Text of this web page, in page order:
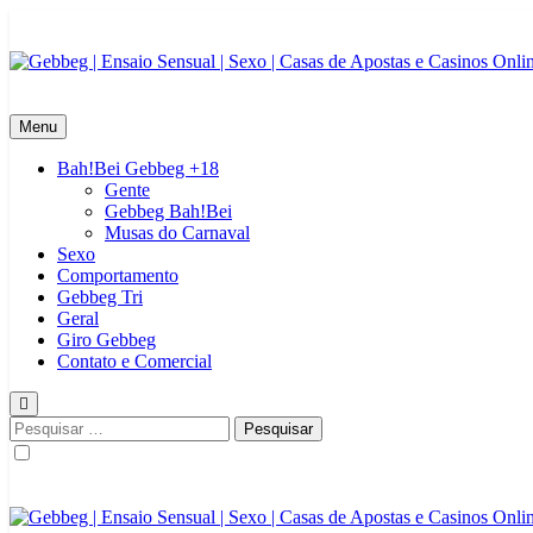
content
|Musas Brasileiras | Fotos Sensuais | Ensaios Fotográficos ! Gebbeg
Menu
Bah!Bei Gebbeg +18
Gente
Gebbeg Bah!Bei
Musas do Carnaval
Sexo
Comportamento
Gebbeg Tri
Geral
Giro Gebbeg
Contato e Comercial
Pesquisar
por: